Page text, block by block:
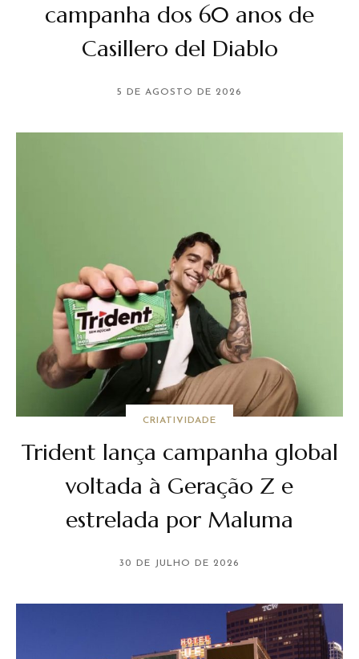
campanha dos 60 anos de
Casillero del Diablo
5 DE AGOSTO DE 2026
CRIATIVIDADE
Trident lança campanha global
voltada à Geração Z e
estrelada por Maluma
30 DE JULHO DE 2026